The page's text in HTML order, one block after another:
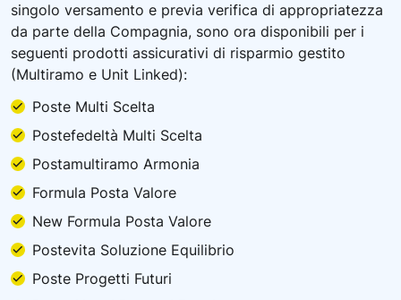
singolo versamento e previa verifica di appropriatezza
da parte della Compagnia, sono ora disponibili per i
seguenti prodotti assicurativi di risparmio gestito
(Multiramo e Unit Linked):
Poste Multi Scelta
Postefedeltà Multi Scelta
Postamultiramo Armonia
Formula Posta Valore
New Formula Posta Valore
Postevita Soluzione Equilibrio
Poste Progetti Futuri